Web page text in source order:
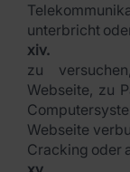
unterbricht
xiv.
zu
Webseite, zu
Webseite
Cracking oder